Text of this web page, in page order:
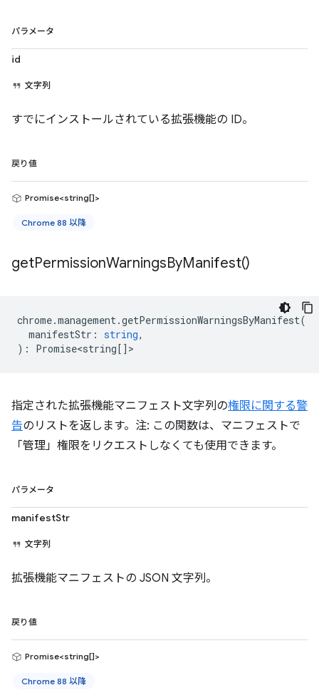
パラメータ
id
文字列
すでにインストールされている拡張機能の ID。
戻り値
Promise<string[]>
Chrome 88 以降
getPermissionWarningsByManifest()
chrome.management.getPermissionWarningsByManifest(
manifestStr : string,
) : Promise<string[]>
指定された拡張機能マニフェスト文字列の権限に関する警
告のリストを返します。注: この関数は、マニフェストで
「管理」権限をリクエストしなくても使用できます。
パラメータ
manifestStr
文字列
拡張機能マニフェストの JSON 文字列。
戻り値
Promise<string[]>
Chrome 88 以降